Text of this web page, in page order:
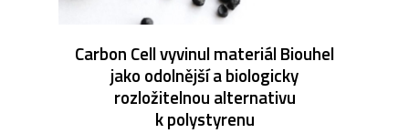
Carbon Cell vyvinul materiál Biouhel
jako odolnější a biologicky
rozložitelnou alternativu
k polystyrenu